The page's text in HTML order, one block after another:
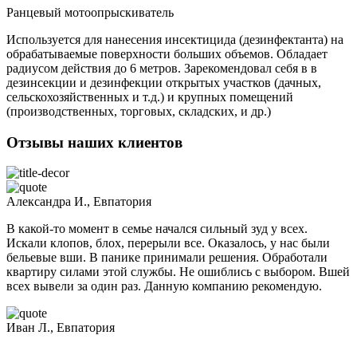
Ранцевый мотоопрыскиватель
Используется для нанесения инсектицида (дезинфектанта) на
обрабатываемые поверхности больших объемов. Обладает
радиусом действия до 6 метров. Зарекомендовал себя в в
дезинсекции и дезинфекции открытых участков (дачных,
сельскохозяйственных и т.д.) и крупных помещений
(производственных, торговых, складских, и др.)
Отзывы наших клиентов
Александра И., Евпатория
В какой-то момент в семье начался сильный зуд у всех.
Искали клопов, блох, перерыли все. Оказалось, у нас были
бельевые вши. В панике принимали решения. Обработали
квартиру силами этой службы. Не ошиблись с выбором. Вшей
всех вывели за один раз. Данную компанию рекомендую.
Иван Л., Евпатория